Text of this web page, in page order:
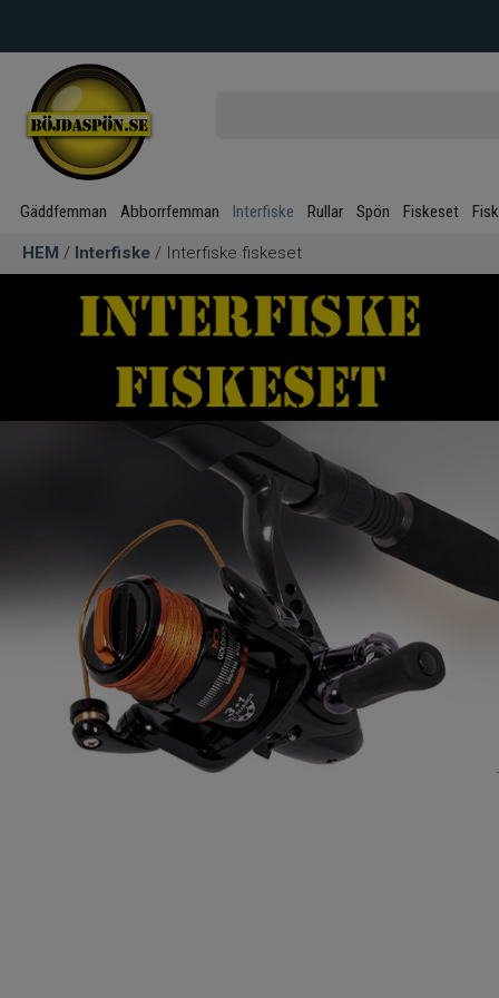
Gäddfemman Abborrfemman Interfiske Rullar Spön Fiskeset
HEM / Interfiske / Interfiske fiskeset